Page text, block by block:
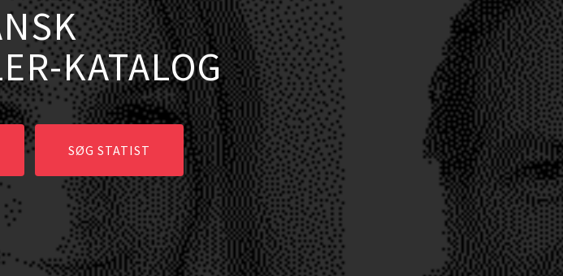
PROFIL
HER
PROFIL